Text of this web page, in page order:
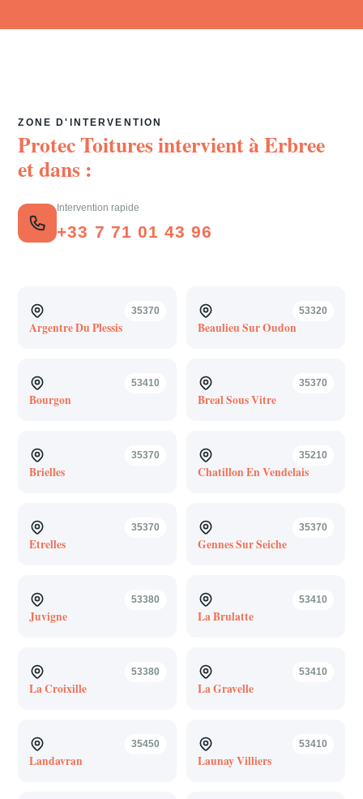
ZONE D'INTERVENTION
Protec Toitures intervient àErbree
et dans :
Intervention rapide
+33 7 71 01 43 96
35370
Argentre Du Plessis
53320
Beaulieu Sur Oudon
53410
Bourgon
35370
Breal Sous Vitre
35370
Brielles
35210
Chatillon En Vendelais
35370
Etrelles
35370
Gennes Sur Seiche
53380
Juvigne
53410
La Brulatte
53380
La Croixille
53410
La Gravelle
35450
Landavran
53410
Launay Villiers